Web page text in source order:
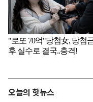
오늘의 핫뉴스